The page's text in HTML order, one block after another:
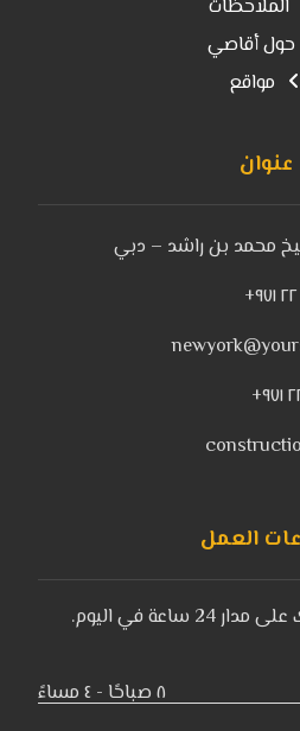
الملاحظات
حول أقاصي
مواقع
عنوان
محمد بن راشد – دبي
العمل
ساعة في اليوم.
٨ صباحًا - ٤ مساءً